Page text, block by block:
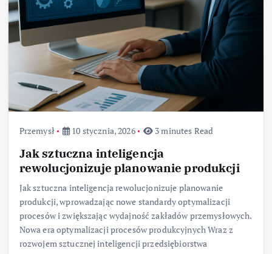
Przemysł 10 stycznia, 2026 3 minutes Read
Jak sztuczna inteligencja
rewolucjonizuje planowanie produkcji
Jak sztuczna inteligencja rewolucjonizuje planowanie
produkcji, wprowadzając nowe standardy optymalizacji
procesów i zwiększając wydajność zakładów przemysłowych.
Nowa era optymalizacji procesów produkcyjnych Wraz z
rozwojem sztucznej inteligencji przedsiębiorstwa